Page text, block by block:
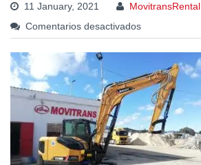
11 January, 2021
MovitransRental
Comentarios desactivados